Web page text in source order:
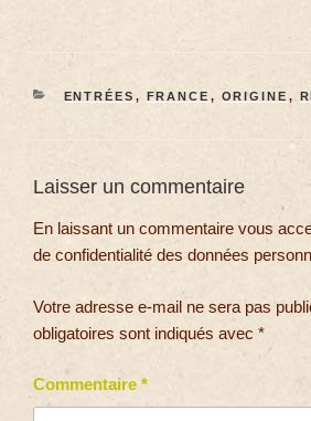
ENTRÉES , FRANCE , ORIGINE ,
Laisser un commentaire
En laissant un commentaire vous
de confidentialité des données
Votre adresse e-mail ne sera pas
obligatoires sont indiqués avec *
Commentaire *